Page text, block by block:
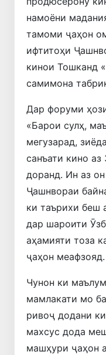
намоёни
тамоми ҷаҳон
ифтитоҳи
кинои Тошканд
самимона
Дар форуми
«Барои сулҳ,
мегузарад,
санъати кино
доранд. Ин аз
Ҷашнвораи
ки таърихи беш
дар шароити
аҳамияти тоза
ҷаҳон меафзояд.
Чунон ки
мамлакати мо
ривоҷ додани
махсус дода
машҳури ҷаҳон